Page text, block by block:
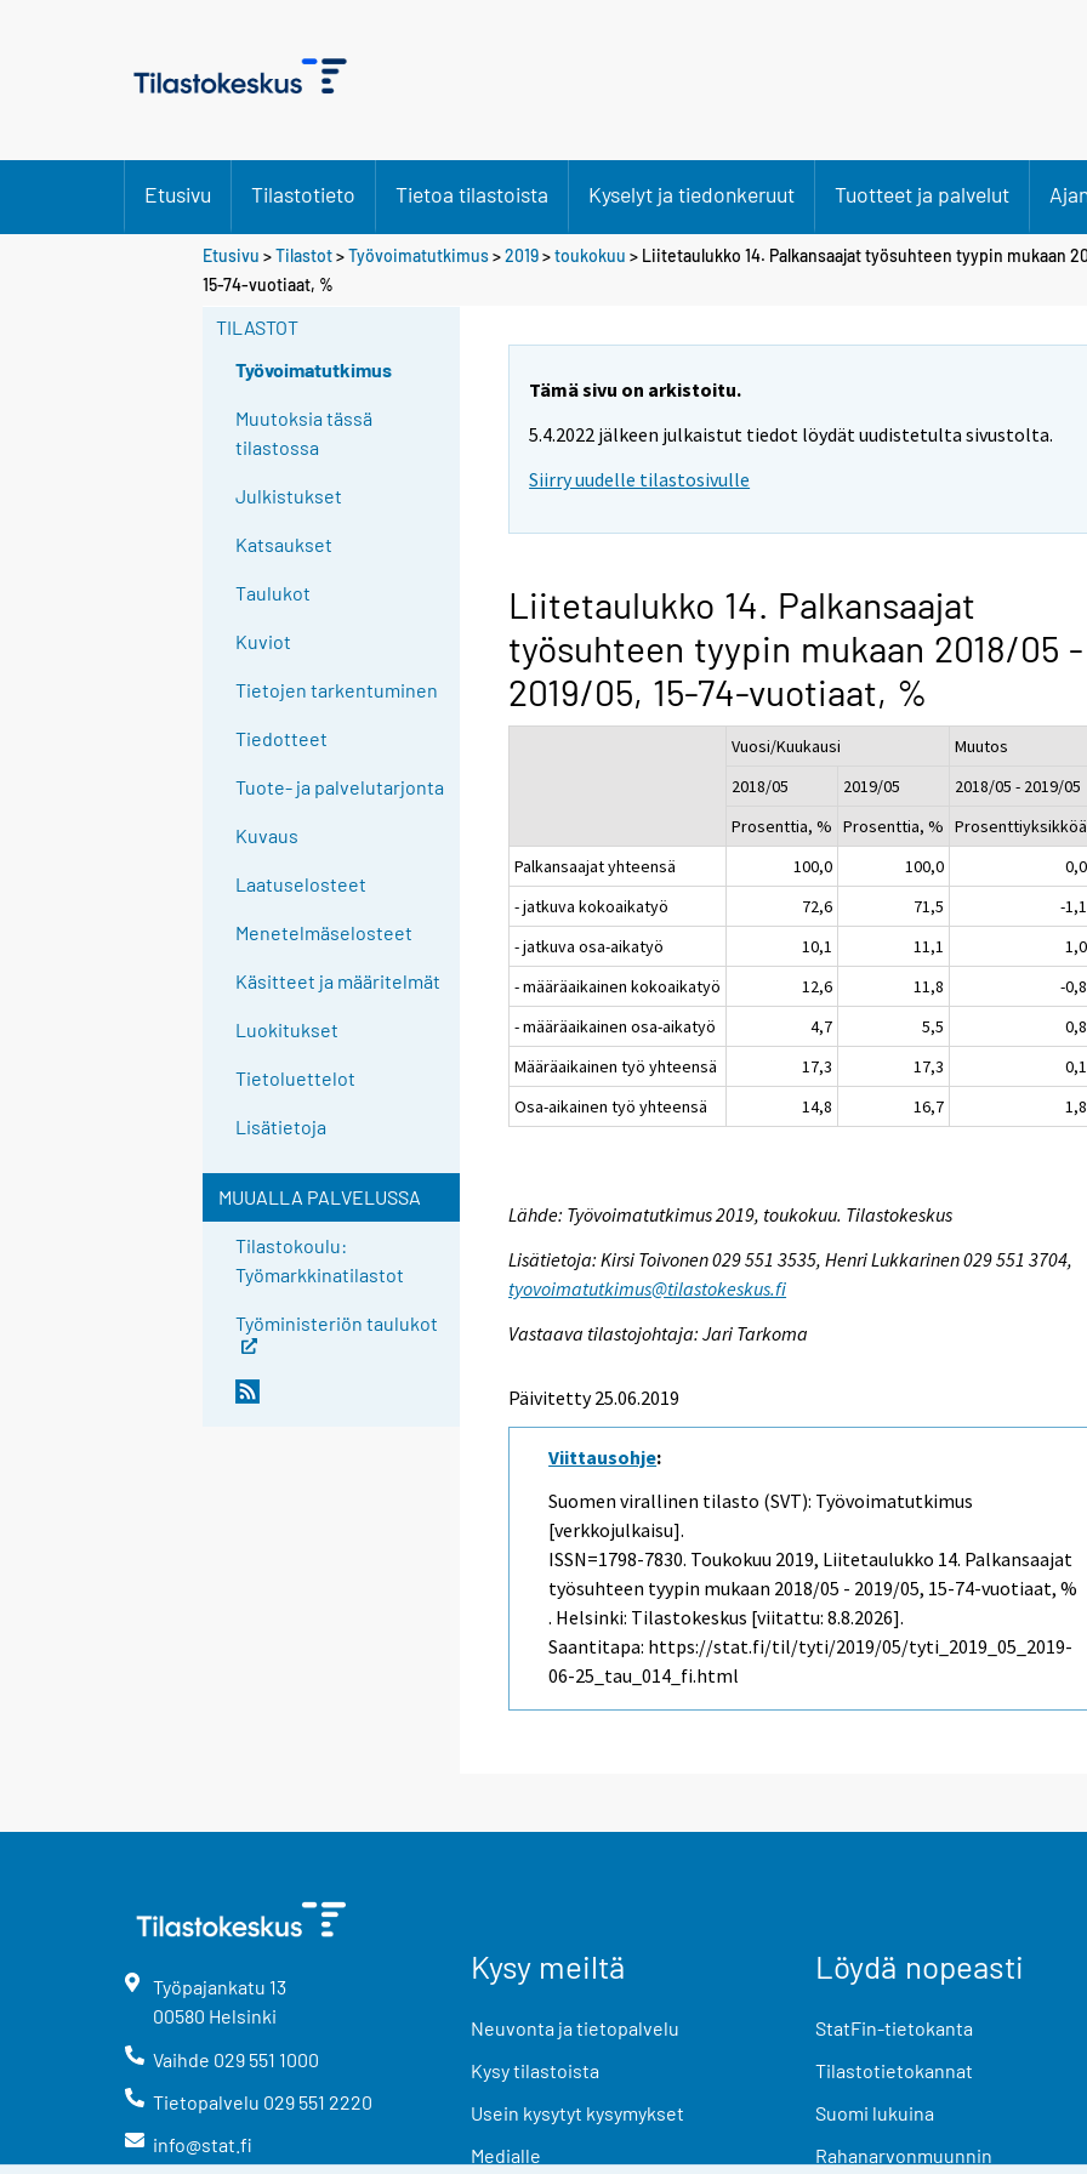
Etusivu Tilastotieto Tietoa tilastoista Kyselyt ja tiedonkeruut Tuotteet ja palvelut
Etusivu >Tilastot>Työvoimatutkimus>2019>toukokuu > Liitetaulukko 14. Palkansaajat työsuhteen tyypin mukaan
15-74-vuotiaat, %
TILASTOT
Työvoimatutkimus
Muutoksia tässä
tilastossa
Julkistukset
Katsaukset
Taulukot
Kuviot
Tietojen tarkentuminen
Tiedotteet
Tuote- ja palvelutarjonta
Kuvaus
Laatuselosteet
Menetelmäselosteet
Käsitteet ja määritelmät
Luokitukset
Tietoluettelot
Lisätietoja
MUUALLA PALVELUSSA
Tilastokoulu:
Työmarkkinatilastot
Työministeriön taulukot
Tämä sivu on arkistoitu.
5.4.2022 jälkeen julkaistut tiedot löydät uudistetulta sivustolta.
Siirry uudelle tilastosivulle
Liitetaulukko 14. Palkansaajat
työsuhteen tyypin mukaan 2018/05 -
2019/05, 15-74-vuotiaat, %
Vuosi/Kuukausi
Muutos
2018/05
2019/05
2018/05 - 2019/05
Prosenttia, % Prosenttia, % Prosenttiyksikköä
Palkansaajat yhteensä
100,0 100,0
0,0
- jatkuva kokoaikatyö
72,6 71,5
-1,1
- jatkuva osa-aikatyö
10,1 11,1
1,0
- määräaikainen kokoaikatyö
12,6 11,8
-0,8
- määräaikainen osa-aikatyö
4,7 5,5
0,8
Määräaikainen työ yhteensä
17,3 17,3
0,1
Osa-aikainen työ yhteensä
14,8 16,7 1,8
Lähde: Työvoimatutkimus 2019, toukokuu. Tilastokeskus
Lisätietoja: Kirsi Toivonen 029 551 3535, Henri Lukkarinen 029 551 3704,
tyovoimatutkimus@tilastokeskus.fi
Vastaava tilastojohtaja: Jari Tarkoma
Päivitetty 25.06.2019
Viittausohje:
Suomen virallinen tilasto (SVT): Työvoimatutkimus
[verkkojulkaisu].
ISSN=1798-7830. Toukokuu 2019, Liitetaulukko 14. Palkansaajat
työsuhteen tyypin mukaan 2018/05 - 2019/05, 15-74-vuotiaat, %
. Helsinki: Tilastokeskus [viitattu: 8.8.2026].
Saantitapa: https://stat.fi/til/tyti/2019/05/tyti_2019_05_2019-
06-25_tau_014_fi.html
Työpajankatu 13
00580 Helsinki
Vaihde 029 551 1000
Tietopalvelu 029 551 2220
info@stat.fi
Kysy meiltä
Neuvonta ja tietopalvelu
Kysy tilastoista
Usein kysytyt kysymykset
Medialle
Löydä nopeasti
StatFin-tietokanta
Tilastotietokannat
Suomi lukuina
Rahanarvonmuunnin